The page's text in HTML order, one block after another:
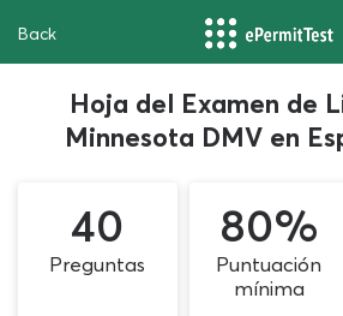
Back
Hoja del Examen de
Minnesota DMV en
40
Preguntas
80%
Puntuación
mínima